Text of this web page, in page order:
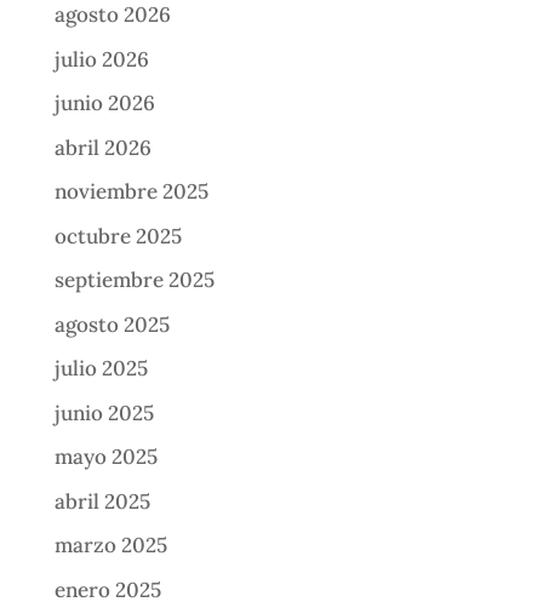
agosto 2026
julio 2026
junio 2026
abril 2026
noviembre 2025
octubre 2025
septiembre 2025
agosto 2025
julio 2025
junio 2025
mayo 2025
abril 2025
marzo 2025
enero 2025